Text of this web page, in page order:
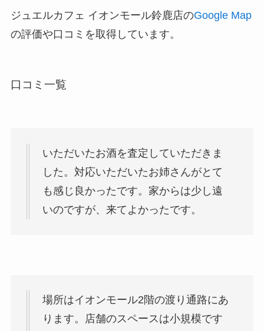
ジュエルカフェ イオンモール鈴鹿店のGoogle Map
の評価や口コミを取得しています。
口コミ一覧
いただいたお酒を査定していただきま
した。対応いただいたお姉さんがとて
も感じ良かったです。家からは少し遠
いのですが、来てよかったです。
場所はイオンモール2階の渡り通路にあ
ります。店舗のスペースは小規模です